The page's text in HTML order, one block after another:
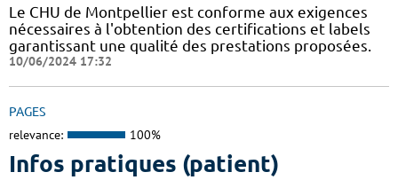
Le CHU de Montpellier est conforme aux exigences
nécessaires à l'obtention des certifications et labels
garantissant une qualité des prestations proposées.
10/06/2024 17:32
PAGES
relevance: 100%
Infos pratiques (patient)